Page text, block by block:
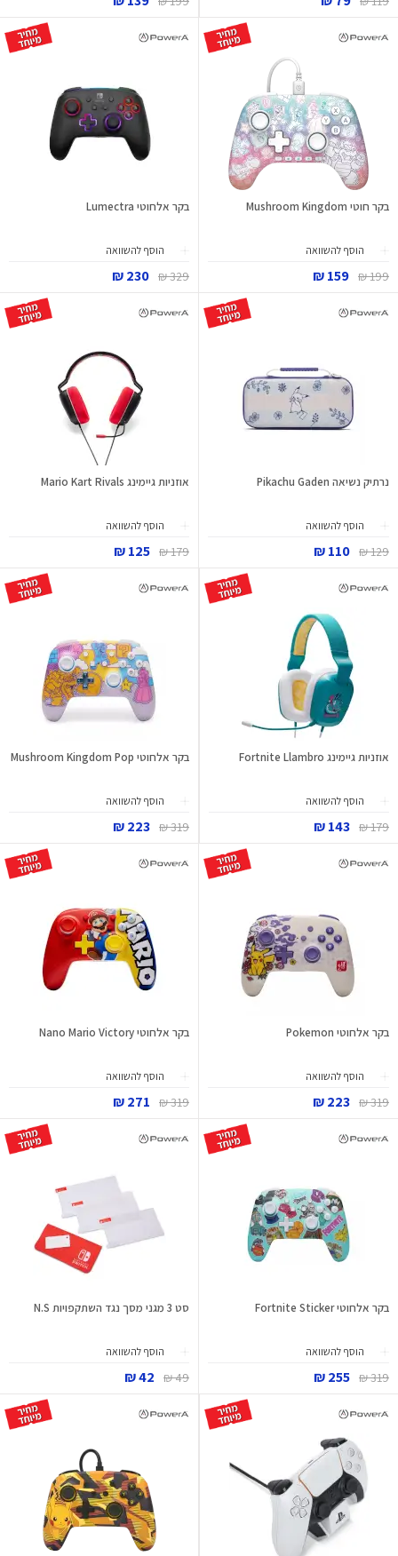
בקר חוטי Mushroom Kingdom
הוסף להשוואה
199 ₪
159 ₪
בקר אלחוטי Lumectra
הוסף להשוואה
329 ₪
230 ₪
נרתיק נשיאה Pikachu Gaden
הוסף להשוואה
129 ₪
110 ₪
אוזניות גיימינג Mario Kart Rivals
הוסף להשוואה
179 ₪
125 ₪
אוזניות גיימינג Fortnite Llambro
הוסף להשוואה
179 ₪
143 ₪
בקר אלחוטי Mushroom Kingdom Pop
הוסף להשוואה
319 ₪
223 ₪
בקר אלחוטי Pokemon
הוסף להשוואה
319 ₪
223 ₪
בקר אלחוטי Nano Mario Victory
הוסף להשוואה
319 ₪
271 ₪
בקר אלחוטי Fortnite Sticker
הוסף להשוואה
319 ₪
255 ₪
סט 3 מגני מסך נגד השתקפויות N.S
הוסף להשוואה
49 ₪
42 ₪